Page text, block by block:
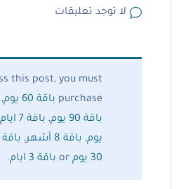
لا توجد تعليقات
this post, you must
purchase باقة 60 يوم ,
باقة 90 يوم
, باقة 7 ايام
يوم, باقة 8 أشهر , باقة 4 أشهر
30 يوم
باقة 3 ايام .